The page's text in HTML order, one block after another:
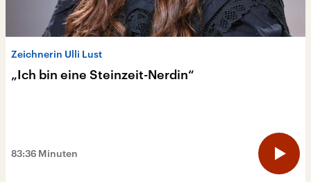
10:50 Minuten
Ende einer Ära
55:32 Minuten
Zeichnerin Ulli Lust
„Ich bin eine Steinzeit-Nerdin“
83:36 Minuten